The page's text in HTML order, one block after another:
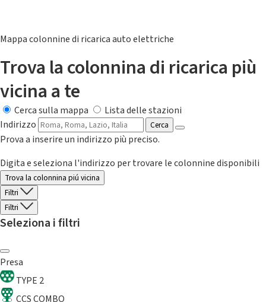
Mappa colonnine di ricarica auto elettriche
Trova la colonnina di ricarica più
vicina a te
Cerca sulla mappa
Lista delle stazioni
Indirizzo
Cerca
Prova a inserire un indirizzo più preciso.
Digita e seleziona l'indirizzo per trovare le colonnine disponibili
Trova la colonnina piú vicina
Filtri
Filtri
Seleziona i filtri
Presa
TYPE 2
CCS COMBO